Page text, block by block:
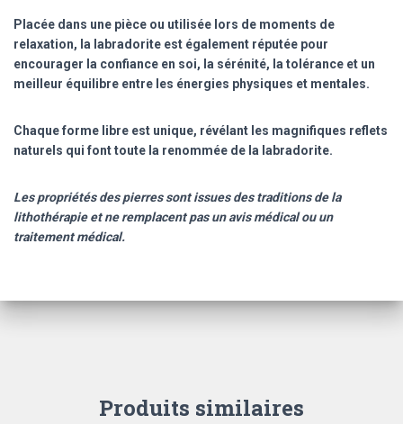
Placée dans une pièce ou utilisée lors de moments de
relaxation, la labradorite est également réputée pour
encourager la confiance en soi, la sérénité, la tolérance et un
meilleur équilibre entre les énergies physiques et mentales.
Chaque forme libre est unique, révélant les magnifiques reflets
naturels qui font toute la renommée de la labradorite.
Les propriétés des pierres sont issues des traditions de la
lithothérapie et ne remplacent pas un avis médical ou un
traitement médical.
Produits similaires